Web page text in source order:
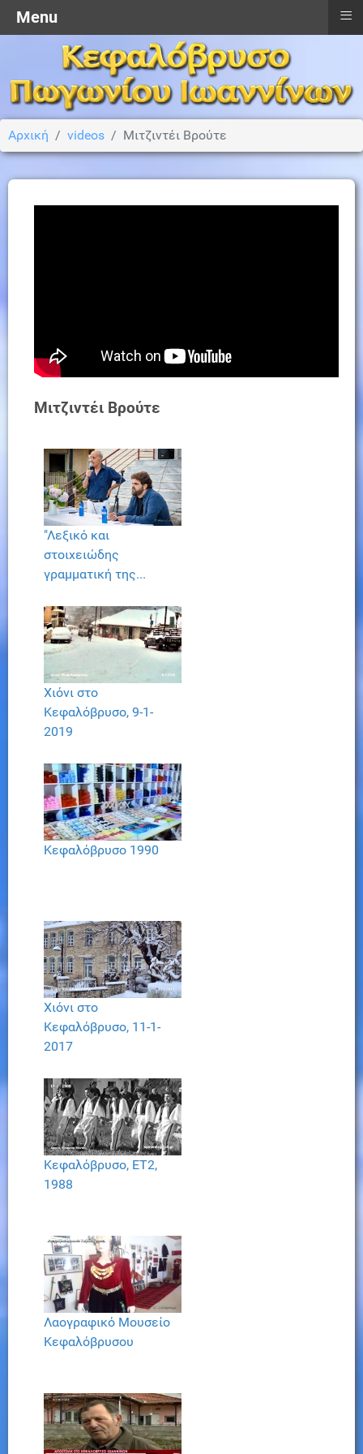
Αρχική videos Μιτζιντέι Βρούτε
Μιτζιντέι Βρούτε
"Λεξικό και
στοιχειώδης
γραμματική της...
Χιόνι στο
Κεφαλόβρυσο, 9-1-
2019
Κεφαλόβρυσο 1990
Χιόνι στο
Κεφαλόβρυσο, 11-1-
2017
Κεφαλόβρυσο, ΕΤ2,
1988
Λαογραφικό Μουσείο
Κεφαλόβρυσου
Menu ≡